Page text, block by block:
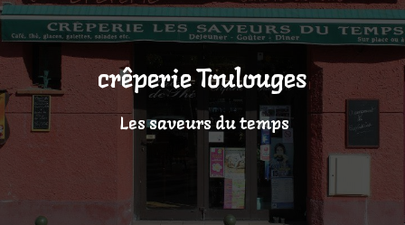
crêperie Toulouges
Les saveurs du temps